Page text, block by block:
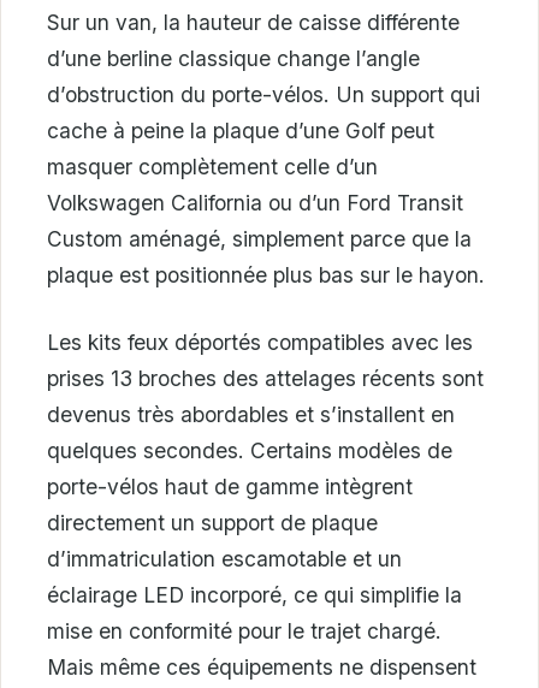
Sur un van, la hauteur de caisse différente
d’une berline classique change l’angle
d’obstruction du porte-vélos. Un support qui
cache à peine la plaque d’une Golf peut
masquer complètement celle d’un
Volkswagen California ou d’un Ford Transit
Custom aménagé, simplement parce que la
plaque est positionnée plus bas sur le hayon.
Les kits feux déportés compatibles avec les
prises 13 broches des attelages récents sont
devenus très abordables et s’installent en
quelques secondes. Certains modèles de
porte-vélos haut de gamme intègrent
directement un support de plaque
d’immatriculation escamotable et un
éclairage LED incorporé, ce qui simplifie la
mise en conformité pour le trajet chargé.
Mais même ces équipements ne dispensent